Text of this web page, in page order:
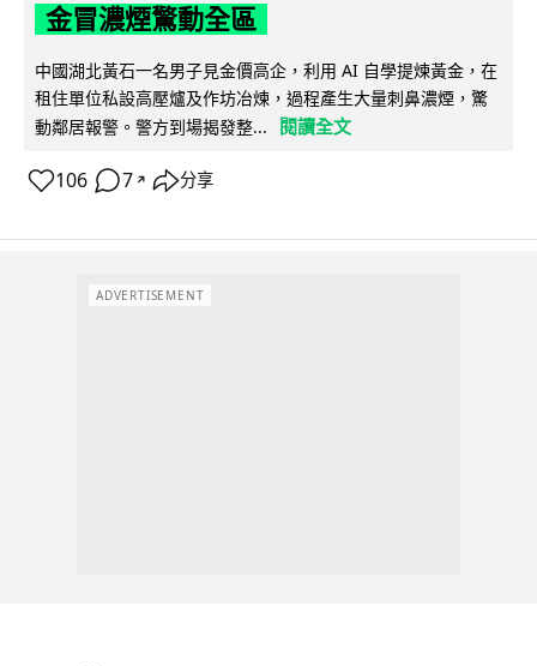
金冒濃煙驚動全區
中國湖北黃石一名男子見金價高企，利用 AI 自學提煉黃金，在
租住單位私設高壓爐及作坊冶煉，過程產生大量刺鼻濃煙，驚
動鄰居報警。警方到場揭發整...
閱讀全文
106 7 ↗ 分享
ADVERTISEMENT